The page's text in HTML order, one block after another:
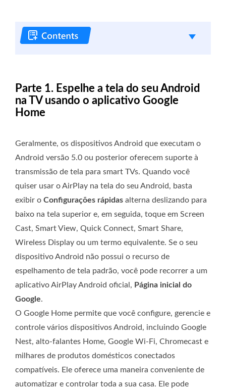
Parte 1. Espelhe a tela do seu Android
na TV usando o aplicativo Google
Home
Geralmente, os dispositivos Android que executam o
Android versão 5.0 ou posterior oferecem suporte à
transmissão de tela para smart TVs. Quando você
quiser usar o AirPlay na tela do seu Android, basta
exibir o Configurações rápidas alterna deslizando para
baixo na tela superior e, em seguida, toque em Screen
Cast, Smart View, Quick Connect, Smart Share,
Wireless Display ou um termo equivalente. Se o seu
dispositivo Android não possui o recurso de
espelhamento de tela padrão, você pode recorrer a um
aplicativo AirPlay Android oficial, Página inicial do
Google.
O Google Home permite que você configure, gerencie e
controle vários dispositivos Android, incluindo Google
Nest, alto-falantes Home, Google Wi-Fi, Chromecast e
milhares de produtos domésticos conectados
compatíveis. Ele oferece uma maneira conveniente de
automatizar e controlar toda a sua casa. Ele pode